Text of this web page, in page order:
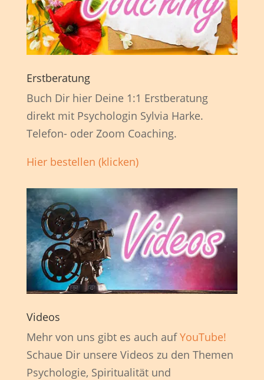
Erstberatung
Buch Dir hier Deine 1:1 Erstberatung
direkt mit Psychologin Sylvia Harke.
Telefon- oder Zoom Coaching.
Hier bestellen (klicken)
Videos
Mehr von uns gibt es auch aufYouTube!
Schaue Dir unsere Videos zu den Themen
Psychologie, Spiritualität und